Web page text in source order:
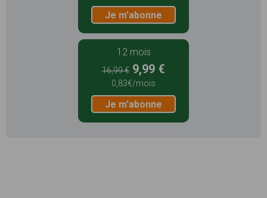
Je m'abonne
12 mois
16,99 € 9,99 €
0,83€/mois
Je m'abonne